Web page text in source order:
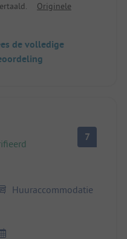
De gehele
Originele
de volledige
7
Huuraccommodatie